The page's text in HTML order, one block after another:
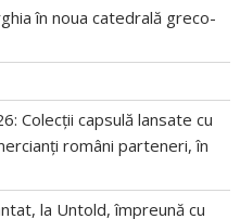
în noua catedrală greco-
Colecții capsulă lansate cu
români parteneri, în
la Untold, împreună cu